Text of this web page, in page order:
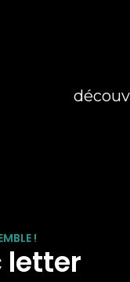
!
letter